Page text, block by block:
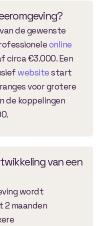
de gewenste
online
circa €3.000. Een
websitestart
voor grotere
de koppelingen
van een
wordt
2 maanden